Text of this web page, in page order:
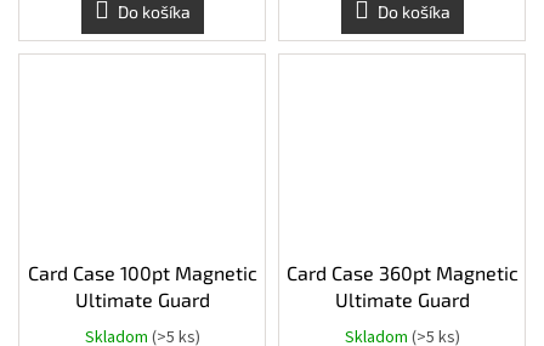
Do košíka Do košíka
Card Case 100pt Magnetic
Ultimate Guard
Skladom (>5 ks)
Card Case 360pt Magnetic
Ultimate Guard
Skladom (>5 ks)